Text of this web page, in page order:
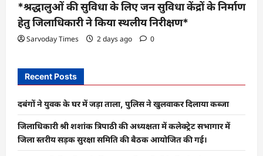
*श्रद्धालुओं की सुविधा के लिए जन सुविधा केंद्रों के निर्माण
हेतु जिलाधिकारी ने किया स्थलीय निरीक्षण*
Sarvoday Times 2 days ago 0
Recent Posts
दबंगों ने युवक के घर में जड़ा ताला, पुलिस ने खुलवाकर दिलाया कब्जा
जिलाधिकारी श्री शशांक त्रिपाठी की अध्यक्षता में कलेक्ट्रेट सभागार में
जिला स्तरीय सड़क सुरक्षा समिति की बैठक आयोजित की गई।